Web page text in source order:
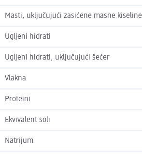
Masti, uključujući zasićene masne kiseline
Ugljeni hidrati
Ugljeni hidrati, uključujući šećer
Vlakna
Proteini
Ekvivalent soli
Natrijum